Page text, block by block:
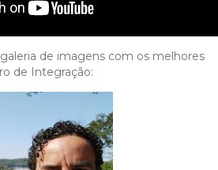
de imagens com os melhores
de Integração: